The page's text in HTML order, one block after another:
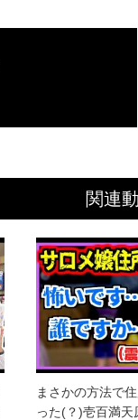
関連
まさかの方法で
った(？)壱百満